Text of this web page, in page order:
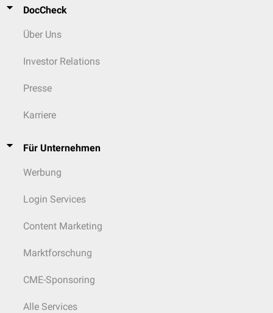
DocCheck
Über Uns
Investor Relations
Presse
Karriere
Für Unternehmen
Werbung
Login Services
Content Marketing
Marktforschung
CME-Sponsoring
Alle Services